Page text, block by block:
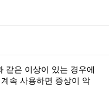
같은 이상이 있는 경우에
속 사용하면 증상이 악